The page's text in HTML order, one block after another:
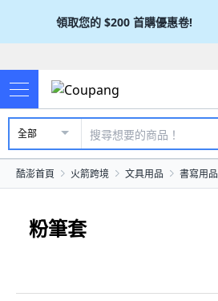
領取您的 $200 首購優惠卷!
全部
酷澎首頁 火箭跨境 文具用品 書寫用品
粉筆套